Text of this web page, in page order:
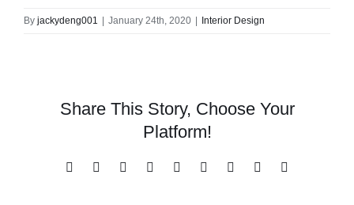
By jackydeng001 | January 24th, 2020 | Interior Design
Share This Story, Choose Your
Platform!
Facebook
X RedditLinkedInWhatsApp
TumblrPinterest
Vk Email